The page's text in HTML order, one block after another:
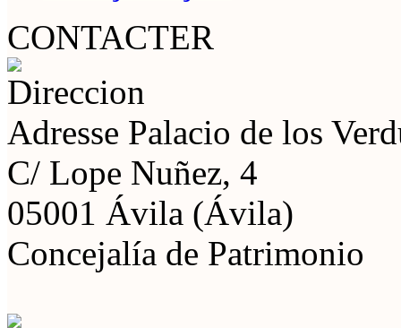
CONTACTER
Adresse Palacio de los
C/ Lope Nuñez, 4
05001 Ávila (Ávila)
Concejalía de Patrimonio